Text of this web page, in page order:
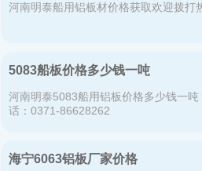
河南明泰船用铝板材价格获取欢迎拨打
5083船板价格多少钱一吨
河南明泰5083船用铝板价格多少钱一
话：0371-86628262
海宁6063铝板厂家价格